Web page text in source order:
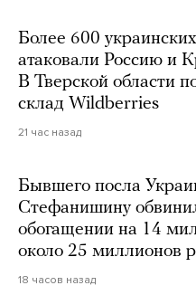
Более 600
атаковали Россию и
В Тверской области
склад Wildberries
21 час назад
Бывшего посла
Стефанишину
обогащении на 14
около 25 миллионов
18 часов назад